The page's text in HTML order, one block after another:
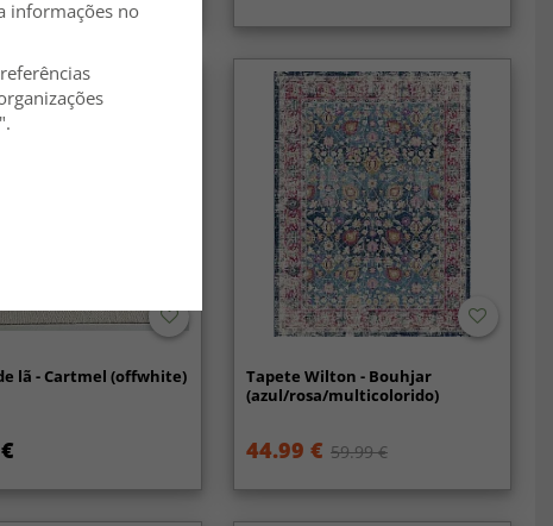
lã - Cartmel (offwhite)
Tapete Wilton - Bouhjar
(azul/rosa/multicolorido)
44.99 € 59.99 €
informações no